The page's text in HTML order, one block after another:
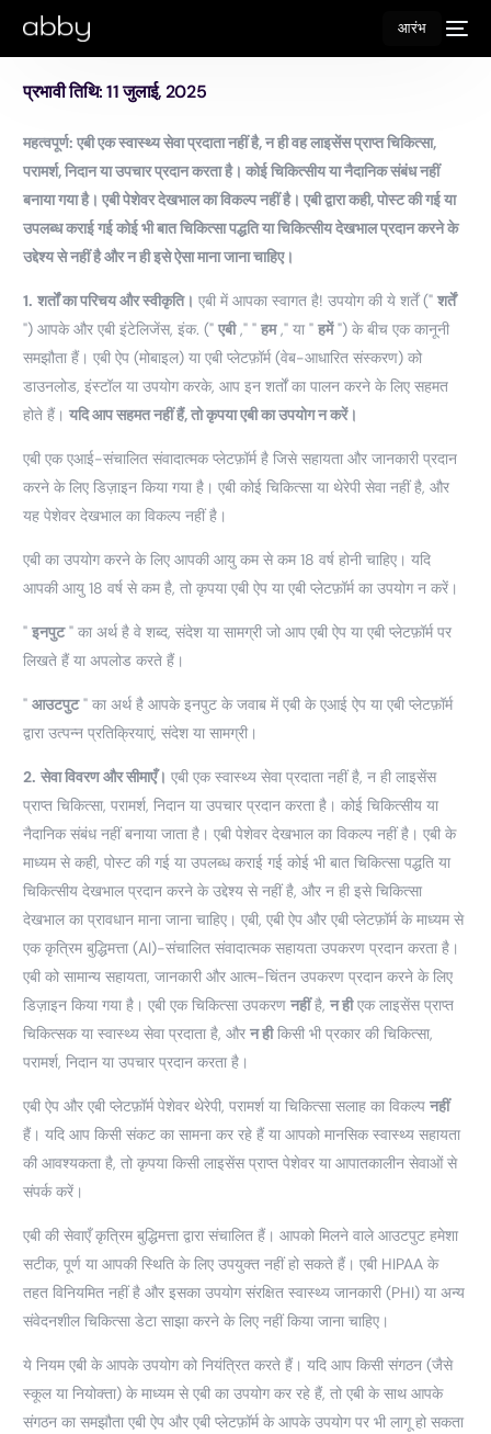
आरंभ
प्रभावी तिथि: 11 जुलाई, 2025
महत्वपूर्ण: एबी एक स्वास्थ्य सेवा प्रदाता नहीं है, न ही वह लाइसेंस प्राप्त चिकित्सा,
परामर्श, निदान या उपचार प्रदान करता है। कोई चिकित्सीय या नैदानिक संबंध नहीं
बनाया गया है। एबी पेशेवर देखभाल का विकल्प नहीं है। एबी द्वारा कही, पोस्ट की गई या
उपलब्ध कराई गई कोई भी बात चिकित्सा पद्धति या चिकित्सीय देखभाल प्रदान करने के
उद्देश्य से नहीं है और न ही इसे ऐसा माना जाना चाहिए।
1. शर्तों का परिचय और स्वीकृति। एबी में आपका स्वागत है! उपयोग की ये शर्तें ("शर्तें
") आपके और एबी इंटेलिजेंस, इंक. ("एबी," "हम," या "हमें") के बीच एक कानूनी
समझौता हैं। एबी ऐप (मोबाइल) या एबी प्लेटफ़ॉर्म (वेब-आधारित संस्करण) को
डाउनलोड, इंस्टॉल या उपयोग करके, आप इन शर्तों का पालन करने के लिए सहमत
होते हैं।यदि आप सहमत नहीं हैं, तो कृपया एबी का उपयोग न करें।
एबी एक एआई-संचालित संवादात्मक प्लेटफ़ॉर्म है जिसे सहायता और जानकारी प्रदान
करने के लिए डिज़ाइन किया गया है। एबी कोई चिकित्सा या थेरेपी सेवा नहीं है, और
यह पेशेवर देखभाल का विकल्प नहीं है।
एबी का उपयोग करने के लिए आपकी आयु कम से कम 18 वर्ष होनी चाहिए। यदि
आपकी आयु 18 वर्ष से कम है, तो कृपया एबी ऐप या एबी प्लेटफ़ॉर्म का उपयोग न करें।
"इनपुट" का अर्थ है वे शब्द, संदेश या सामग्री जो आप एबी ऐप या एबी प्लेटफ़ॉर्म पर
लिखते हैं या अपलोड करते हैं।
"आउटपुट" का अर्थ है आपके इनपुट के जवाब में एबी के एआई ऐप या एबी प्लेटफ़ॉर्म
द्वारा उत्पन्न प्रतिक्रियाएं, संदेश या सामग्री।
2. सेवा विवरण और सीमाएँ। एबी एक स्वास्थ्य सेवा प्रदाता नहीं है, न ही लाइसेंस
प्राप्त चिकित्सा, परामर्श, निदान या उपचार प्रदान करता है। कोई चिकित्सीय या
नैदानिक संबंध नहीं बनाया जाता है। एबी पेशेवर देखभाल का विकल्प नहीं है। एबी के
माध्यम से कही, पोस्ट की गई या उपलब्ध कराई गई कोई भी बात चिकित्सा पद्धति या
चिकित्सीय देखभाल प्रदान करने के उद्देश्य से नहीं है, और न ही इसे चिकित्सा
देखभाल का प्रावधान माना जाना चाहिए। एबी, एबी ऐप और एबी प्लेटफ़ॉर्म के माध्यम से
एक कृत्रिम बुद्धिमत्ता (AI)-संचालित संवादात्मक सहायता उपकरण प्रदान करता है।
एबी को सामान्य सहायता, जानकारी और आत्म-चिंतन उपकरण प्रदान करने के लिए
डिज़ाइन किया गया है। एबी एक चिकित्सा उपकरणनहींहै,न हीएक लाइसेंस प्राप्त
चिकित्सक या स्वास्थ्य सेवा प्रदाता है, औरन हीकिसी भी प्रकार की चिकित्सा,
परामर्श, निदान या उपचार प्रदान करता है।
एबी ऐप और एबी प्लेटफ़ॉर्म पेशेवर थेरेपी, परामर्श या चिकित्सा सलाह का विकल्पनहीं
हैं। यदि आप किसी संकट का सामना कर रहे हैं या आपको मानसिक स्वास्थ्य सहायता
की आवश्यकता है, तो कृपया किसी लाइसेंस प्राप्त पेशेवर या आपातकालीन सेवाओं से
संपर्क करें।
एबी की सेवाएँ कृत्रिम बुद्धिमत्ता द्वारा संचालित हैं। आपको मिलने वाले आउटपुट हमेशा
सटीक, पूर्ण या आपकी स्थिति के लिए उपयुक्त नहीं हो सकते हैं। एबी HIPAA के
तहत विनियमित नहीं है और इसका उपयोग संरक्षित स्वास्थ्य जानकारी (PHI) या अन्य
संवेदनशील चिकित्सा डेटा साझा करने के लिए नहीं किया जाना चाहिए।
ये नियम एबी के आपके उपयोग को नियंत्रित करते हैं। यदि आप किसी संगठन (जैसे
स्कूल या नियोक्ता) के माध्यम से एबी का उपयोग कर रहे हैं, तो एबी के साथ आपके
संगठन का समझौता एबी ऐप और एबी प्लेटफ़ॉर्म के आपके उपयोग पर भी लागू हो सकता